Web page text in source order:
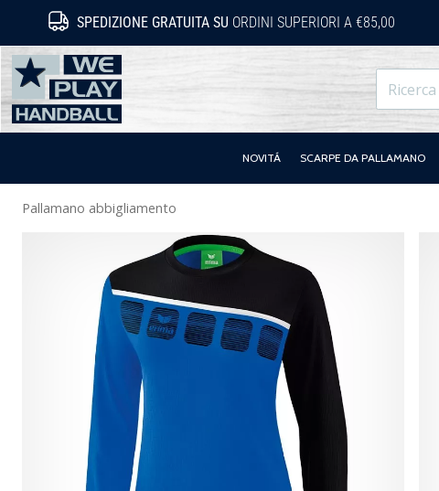
SPEDIZIONE GRATUITA SU ORDINI SUPERIORI A €85,00
WePlayHandball.it
NOVITÁ SCARPE DA PALLAMANO
Pallamano abbigliamento